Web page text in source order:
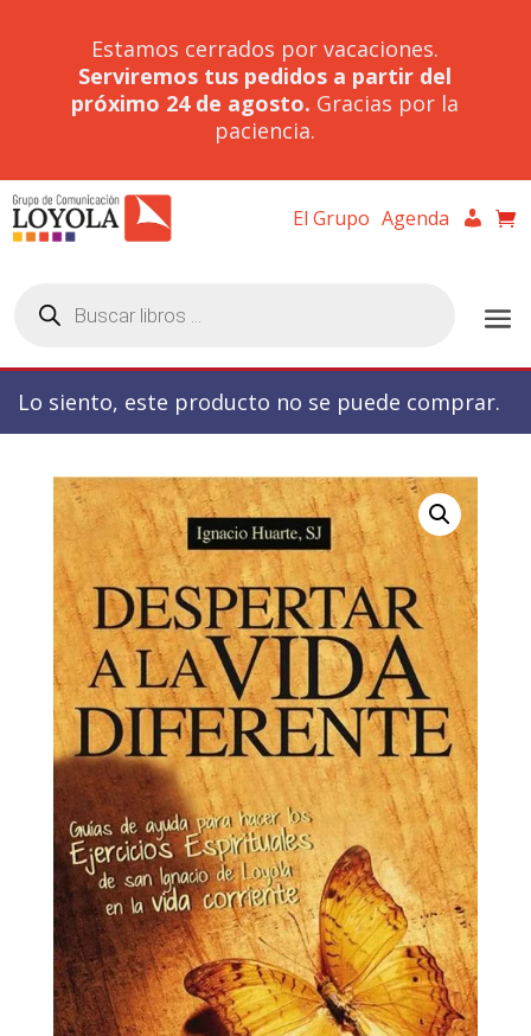
Estamos cerrados por vacaciones.
Serviremos tus pedidos a partir del
próximo 24 de agosto. Gracias por la
paciencia.
El Grupo Agenda
productos
Lo siento, este producto no se puede comprar.